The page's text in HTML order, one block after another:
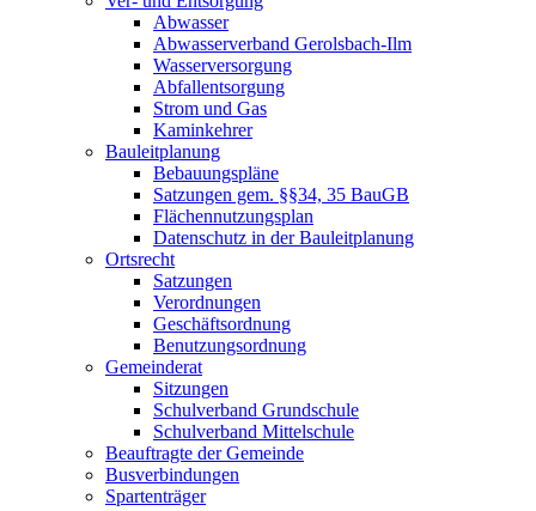
Abwasser
Abwasserverband Gerolsbach-Ilm
Wasserversorgung
Abfallentsorgung
Strom und Gas
Kaminkehrer
Bauleitplanung
Bebauungspläne
Satzungen gem. §§34, 35 BauGB
Flächennutzungsplan
Datenschutz in der Bauleitplanung
Ortsrecht
Satzungen
Verordnungen
Geschäftsordnung
Benutzungsordnung
Gemeinderat
Sitzungen
Schulverband Grundschule
Schulverband Mittelschule
Beauftragte der Gemeinde
Busverbindungen
Spartenträger